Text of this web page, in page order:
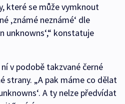
které se může vymknout
‚známé neznámé‘ dle
unknowns‘,“ konstatuje
v podobě takzvané černé
strany. „A pak máme co dělat
A ty nelze předvídat